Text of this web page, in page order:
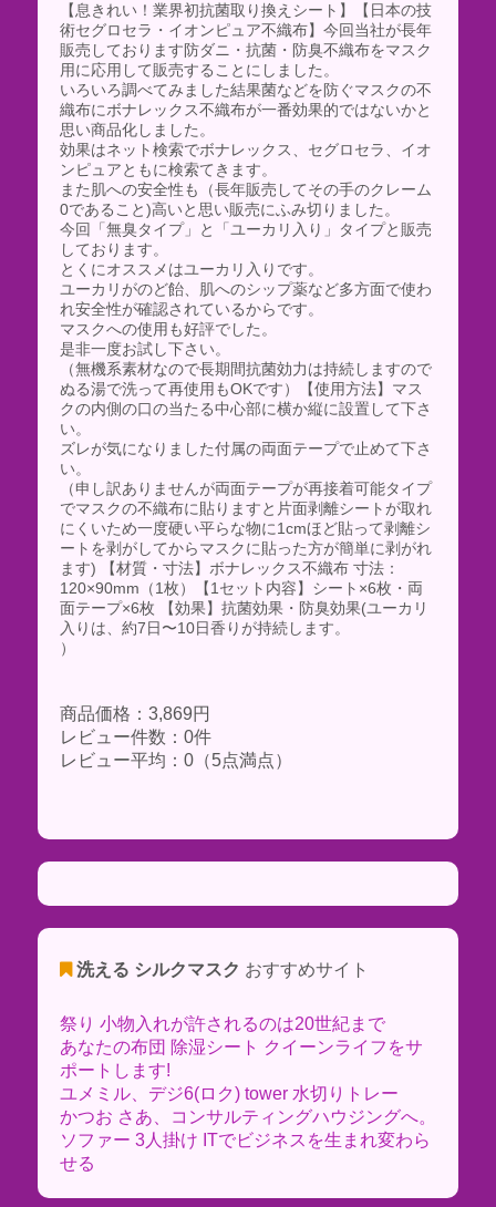
【息きれい！業界初抗菌取り換えシート】【日本の技
術セグロセラ・イオンピュア不織布】今回当社が長年
販売しております防ダニ・抗菌・防臭不織布をマスク
用に応用して販売することにしました。
いろいろ調べてみました結果菌などを防ぐマスクの不
織布にボナレックス不織布が一番効果的ではないかと
思い商品化しました。
効果はネット検索でボナレックス、セグロセラ、イオ
ンピュアともに検索てきます。
また肌への安全性も（長年販売してその手のクレーム
0であること)高いと思い販売にふみ切りました。
今回「無臭タイプ」と「ユーカリ入り」タイプと販売
しております。
とくにオススメはユーカリ入りです。
ユーカリがのど飴、肌へのシップ薬など多方面で使わ
れ安全性が確認されているからです。
マスクへの使用も好評でした。
是非一度お試し下さい。
（無機系素材なので長期間抗菌効力は持続しますので
ぬる湯で洗って再使用もOKです）【使用方法】マス
クの内側の口の当たる中心部に横か縦に設置して下さ
い。
ズレが気になりました付属の両面テープで止めて下さ
い。
（申し訳ありませんが両面テープが再接着可能タイプ
でマスクの不織布に貼りますと片面剥離シートが取れ
にくいため一度硬い平らな物に1cmほど貼って剥離シ
ートを剥がしてからマスクに貼った方が簡単に剥がれ
ます) 【材質・寸法】ボナレックス不織布 寸法：
120×90mm（1枚）【1セット内容】シート×6枚・両
面テープ×6枚 【効果】抗菌効果・防臭効果(ユーカリ
入りは、約7日〜10日香りが持続します。
）
商品価格：3,869円
レビュー件数：0件
レビュー平均：0（5点満点）
洗える シルクマスク おすすめサイト
祭り 小物入れが許されるのは20世紀まで
あなたの布団 除湿シート クイーンライフをサ
ポートします!
ユメミル、デジ6(ロク) tower 水切りトレー
かつお さあ、コンサルティングハウジングへ。
ソファー 3人掛け ITでビジネスを生まれ変わら
せる